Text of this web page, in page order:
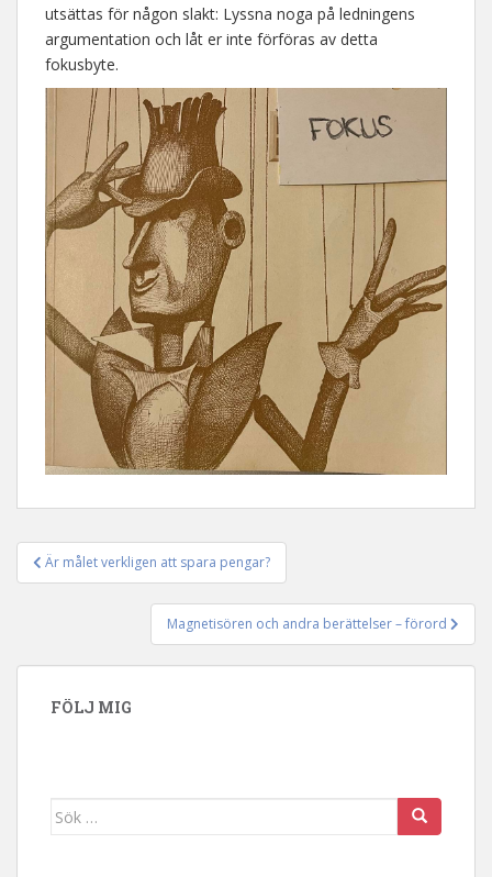
utsättas för någon slakt: Lyssna noga på ledningens
argumentation och låt er inte förföras av detta
fokusbyte.
Inläggsnavigering
Är målet verkligen att spara pengar?
Magnetisören och andra berättelser – förord
FÖLJ MIG
Sök efter: